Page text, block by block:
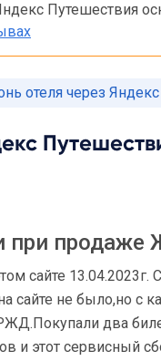
Путешествия
отеля через Яндекс
при продаже
сайте
сайте не было,но с
два
и этот сервисный